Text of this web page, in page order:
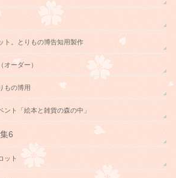
ト。とりもの博告知用製作
オーダー）
もの博用
ント「絵本と雑貨の森の中」
6
ット